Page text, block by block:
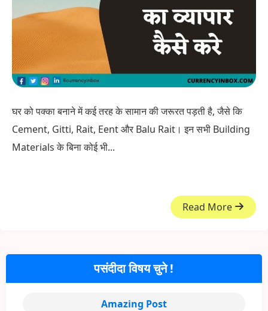
घर को पक्का बनाने में कई तरह के सामान की जरूरत पड़ती है, जैसे कि
Cement, Gitti, Rait, Eent और Balu Rait। इन सभी Building
Materials के बिना कोई भी...
Read More
पसंदीदा विषय चुने !
Amazing Post